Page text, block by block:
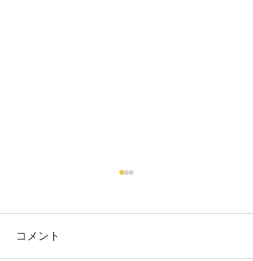
フラワー
コメント